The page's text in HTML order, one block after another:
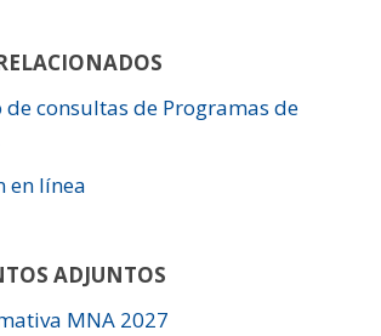
consultas de Programas de
en línea
ADJUNTOS
MNA 2027